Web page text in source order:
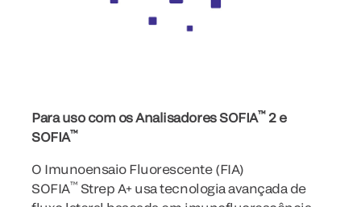
Para uso com os Analisadores SOFIA™2 e
SOFIA™
O Imunoensaio Fluorescente (FIA)
SOFIA™ Strep A+ usa tecnologia avançada de